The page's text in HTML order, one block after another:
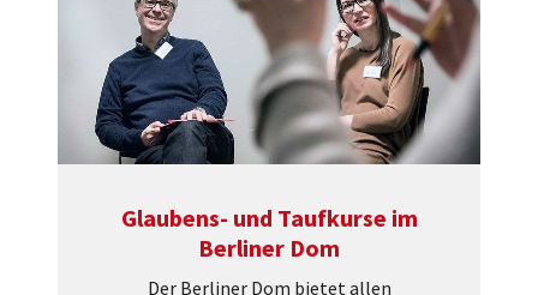
Glaubens- und Taufkurse im
Berliner Dom
Der Berliner Dom bietet allen